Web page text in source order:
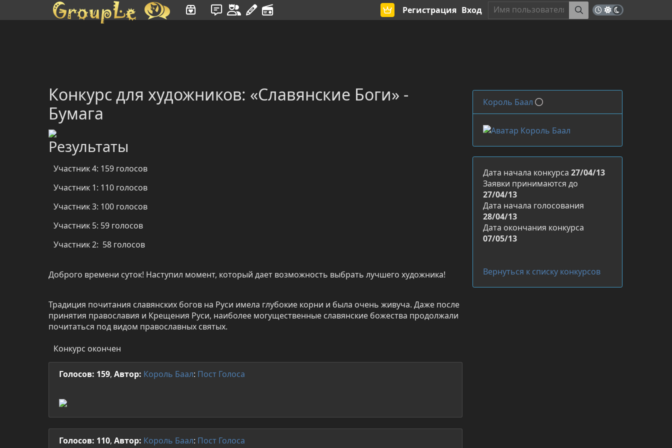
Регистрация Вход
Конкурс для художников: «Славянские Боги» -
Бумага
Результаты
Участник 4: 159 голосов
Участник 1: 110 голосов
Участник 3: 100 голосов
Участник 5: 59 голосов
Участник 2: 58 голосов
Доброго времени суток! Наступил момент, который дает возможность выбрать лучшего художника!
Традиция почитания славянских богов на Руси имела глубокие корни и была очень живуча. Даже после
принятия православия и Крещения Руси, наиболее могущественные славянские божества продолжали
почитаться под видом православных святых.
Конкурс окончен
Голосов: 159, Автор: Король Баал: Пост Голоса
Голосов: 110, Автор: Король Баал: Пост Голоса
Король Баал
Дата начала конкурса 27/04/13
Заявки принимаются до
27/04/13
Дата начала голосования
28/04/13
Дата окончания конкурса
07/05/13
Вернуться к списку конкурсов
Имя пользователя или произведение